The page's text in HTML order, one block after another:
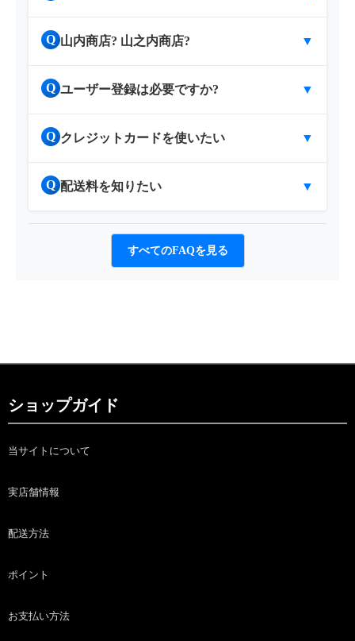
Q 山内商店? 山之内商店? ▼
Q ユーザー登録は必要ですか? ▼
Q クレジットカードを使いたい ▼
Q 配送料を知りたい ▼
すべてのFAQを見る
ショップガイド
当サイトについて
実店舗情報
配送方法
ポイント
お支払い方法